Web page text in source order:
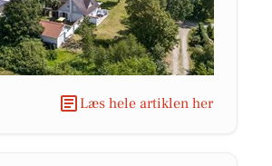
Læs hele artiklen her